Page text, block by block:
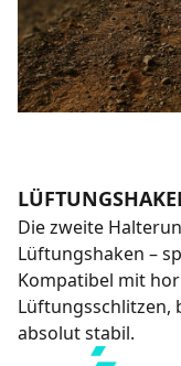
Die zweite
Lüftungshaken –
Kompatibel mit
Lüftungsschlitzen,
absolut stabil.